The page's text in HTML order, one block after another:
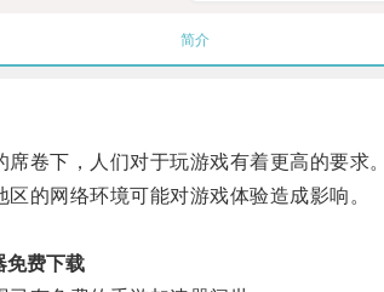
简介
卷下，人们对于玩游戏有着更高的要求。
的网络环境可能对游戏体验造成影响。
免费下载